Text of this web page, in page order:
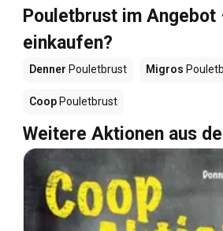
Pouletbrust im Angebot
einkaufen?
Denner Pouletbrust Migros
CoopPouletbrust
Weitere Aktionen aus